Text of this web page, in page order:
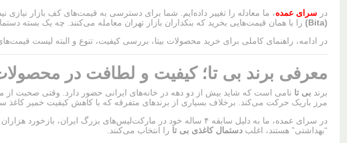
در سرای عمده، ما معادله را تغییر داده‌ایم. شما برای دسترسی به قیمت‌های کف بازار
(Bita)
را با همان قیمت‌هایی بخرید که بنکداران بازار تهران معامله می‌کنند. چه یک بسته
در ادامه، راهنمای کاملی برای خرید محصولات بیتا، بررسی کیفیت، تنوع و البته لیست
معرفی برند بی تا؛ کیفیت و لطافت در
برند بی تا نامی است که شاید بیش از دو دهه در خانه‌های ایرانی حضور دارد. وقتی صحبت
مرز باریک حرکت می‌کند. برخلاف بسیاری از برندهای متفرقه که با کاهش کیفیت خمیر کاغذ
در سرای عمده، ما به دلیل سابقه ۴ ساله خود در مارکت‌لیس‌های بزرگ
“بهداشتی” هستند، اغلب دستمال کاغذی بی تا را انتخاب می‌کنند.